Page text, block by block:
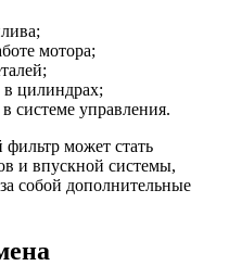
мотора;
цилиндрах;
системе управления.
может стать
и впускной системы,
собой дополнительные